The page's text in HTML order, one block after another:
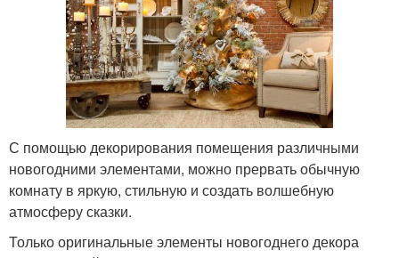
С помощью декорирования помещения различными
новогодними элементами, можно прервать обычную
комнату в яркую, стильную и создать волшебную
атмосферу сказки.
Только оригинальные элементы новогоднего декора